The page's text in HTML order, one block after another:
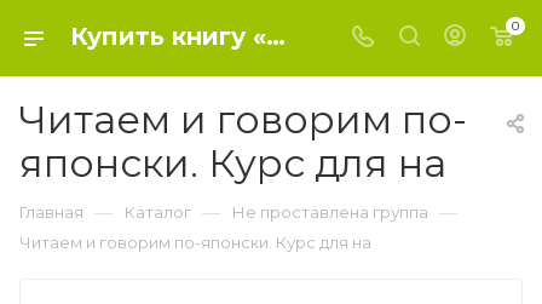
Купить книгу «Читаем и говорим по-японски. Курс для на» 2017, Уайтвик Д. - Не проставлена группа 0
Читаем и говорим по-
японски. Курс для на
Главная — Каталог — Не проставлена группа —
Читаем и говорим по-японски. Курс для на